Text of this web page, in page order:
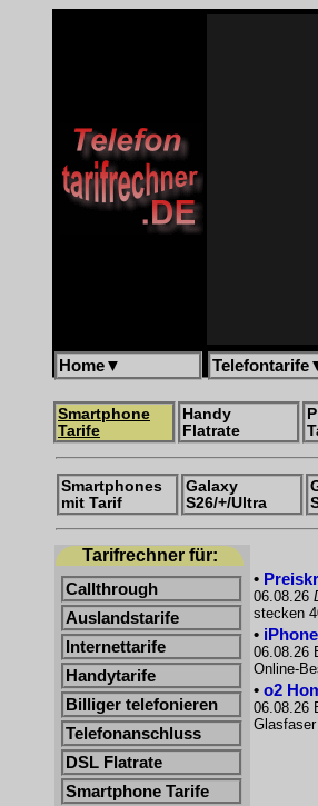
Home▼ Telefontarife
Smartphone
Tarife
Handy
Flatrate
Smartphones
mit Tarif
Galaxy
S26/+/Ultra
Tarifrechner für:
Callthrough
Auslandstarife
Internettarife
Handytarife
Billiger telefonieren
Telefonanschluss
DSL Flatrate
Smartphone Tarife
•
06.08.26
stecken
•
06.08.26
Online-
• o2
06.08.26